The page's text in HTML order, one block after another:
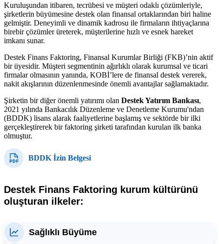
Kuruluşundan itibaren, tecrübesi ve müşteri odaklı çözümleriyle,
şirketlerin büyümesine destek olan finansal ortaklarından biri haline
gelmiştir. Deneyimli ve dinamik kadrosu ile firmaların ihtiyaçlarına
birebir çözümler üreterek, müşterilerine hızlı ve esnek hareket
imkanı sunar.
Destek Finans Faktoring, Finansal Kurumlar Birliği (FKB)’nin aktif
bir üyesidir. Müşteri segmentinin ağırlıklı olarak kurumsal ve ticari
firmalar olmasının yanında, KOBİ’lere de finansal destek vererek,
nakit akışlarının düzenlenmesinde önemli avantajlar sağlamaktadır.
Şirketin bir diğer önemli yatırımı olan Destek Yatırım Bankası,
2021 yılında Bankacılık Düzenleme ve Denetleme Kurumu'ndan
(BDDK) lisans alarak faaliyetlerine başlamış ve sektörde bir ilki
gerçekleştirerek bir faktoring şirketi tarafından kurulan ilk banka
olmuştur.
BDDK İzin Belgesi
Destek Finans Faktoring kurum kültürünü
oluşturan ilkeler:
Sağlıklı Büyüme